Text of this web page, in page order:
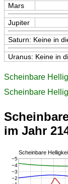
Mars
Jupiter
Saturn: Keine in
Uranus: Keine in
Scheinbare
Scheinbare
im Jahr